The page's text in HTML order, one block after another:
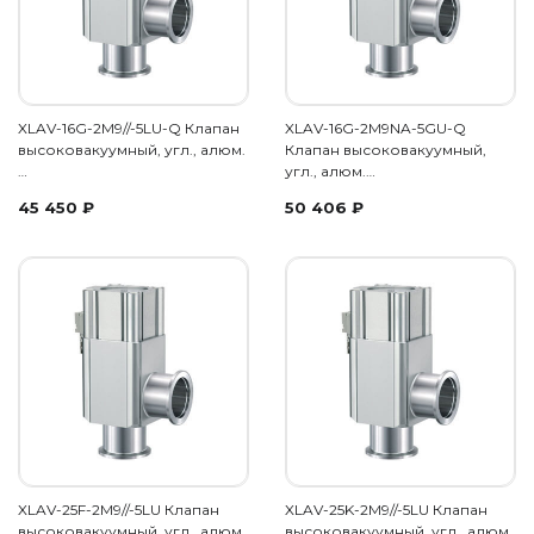
XLAV-16G-2M9//-5LU-Q Клапан
высоковакуумный, угл., алюм.
…
45 450 ₽
XLAV-16G-2M9NA-5GU-Q
Клапан высоковакуумный,
угл., алюм.…
50 406 ₽
XLAV-25F-2M9//-5LU Клапан
XLAV-25K-2M9//-5LU Клапан